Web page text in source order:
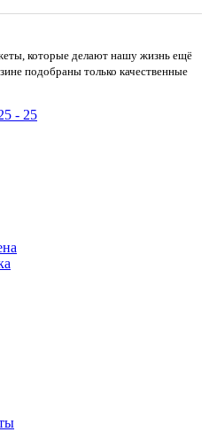
которые делают нашу жизнь ещё
подобраны только качественные
- 25